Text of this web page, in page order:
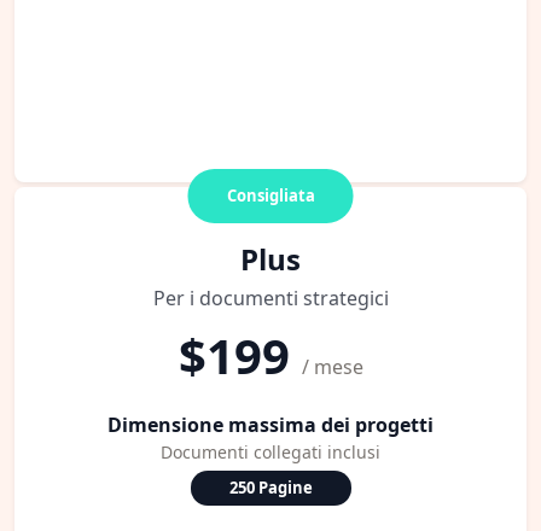
Consigliata
Plus
Per i documenti strategici
$199 / mese
Dimensione massima dei progetti
Documenti collegati inclusi
250 Pagine